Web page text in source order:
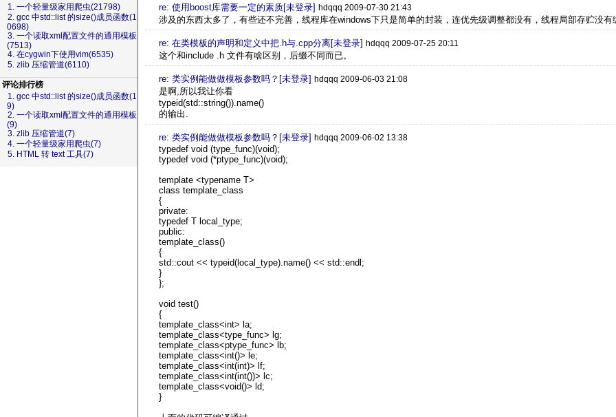
1. 一个轻量级家用爬虫(21798)
2. gcc 中std::list 的size()成员函数(1
0698)
3. 一个读取xml配置文件的通用模板
(7513)
4. 在cygwin下使用vim(6535)
5. zlib 压缩管道(6110)
评论排行榜
1. gcc 中std::list 的size()成员函数(1
9)
2. 一个读取xml配置文件的通用模板
(9)
3. zlib 压缩管道(7)
4. 一个轻量级家用爬虫(7)
5. HTML 转 text 工具(7)
re: 使用boost库需要一定的素质[未登录] hdqqq 2009-07-30 21:43
涉及的东西太多了，有些还不完善，线程库在windows下只是简单的封装，连优先级调整都没有，线程局部存贮没有
re: 在类模板的声明和定义中把.h与.cpp分离[未登录] hdqqq 2009-07-25 20:11
这个和include .h 文件有啥区别，后缀不同而已。
re: 类实例能做做模板参数吗？[未登录] hdqqq 2009-06-03 21:08
是啊,所以我让你看
typeid(std::string()).name()
的输出.
re: 类实例能做做模板参数吗？[未登录] hdqqq 2009-06-02 13:38
typedef void (type_func)(void);
typedef void (*ptype_func)(void);
template <typename T>
class template_class
{
private:
typedef T local_type;
public:
template_class()
{
std::cout << typeid(local_type).name() << std::endl;
}
};
void test()
{
template_class<int> la;
template_class<type_func> lg;
template_class<ptype_func> lb;
template_class<int()> le;
template_class<int(int)> lf;
template_class<int(int())> lc;
template_class<void()> ld;
}